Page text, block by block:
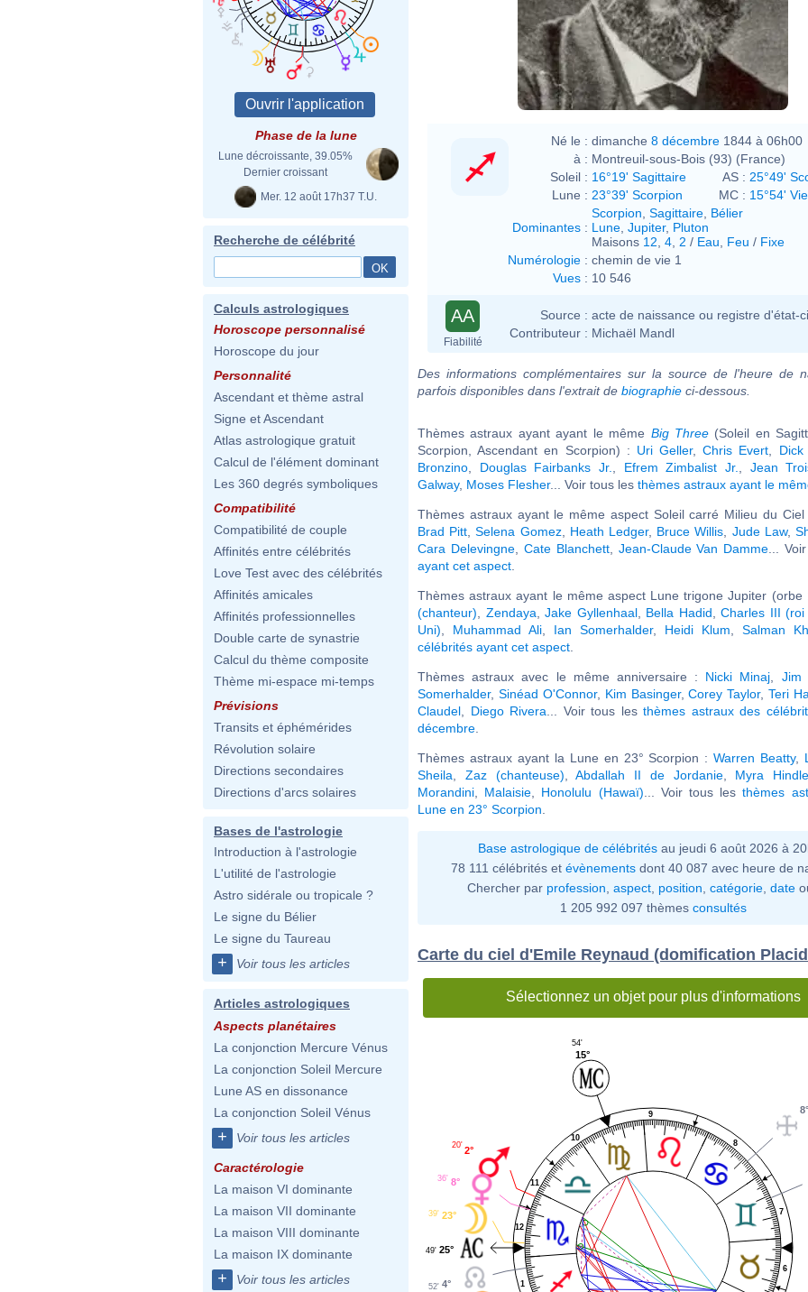
Phase de la lune
Lune décroissante, 39.05%
Dernier croissant
Mer. 12 août 17h37 T.U.
Recherche de célébrité
Calculs astrologiques
Horoscope personnalisé
Horoscope du jour
Personnalité
Ascendant et thème astral
Signe et Ascendant
Atlas astrologique gratuit
Calcul de l'élément dominant
Les 360 degrés symboliques
Compatibilité
Compatibilité de couple
Affinités entre célébrités
Love Test avec des célébrités
Affinités amicales
Affinités professionnelles
Double carte de synastrie
Calcul du thème composite
Thème mi-espace mi-temps
Prévisions
Transits et éphémérides
Révolution solaire
Directions secondaires
Directions d'arcs solaires
Bases de l'astrologie
Introduction à l'astrologie
L'utilité de l'astrologie
Astro sidérale ou tropicale ?
Le signe du Bélier
Le signe du Taureau
+ Voir tous les articles
Articles astrologiques
Aspects planétaires
La conjonction Mercure Vénus
La conjonction Soleil Mercure
Lune AS en dissonance
La conjonction Soleil Vénus
+ Voir tous les articles
Caractérologie
La maison VI dominante
La maison VII dominante
La maison VIII dominante
La maison IX dominante
+ Voir tous les articles
Né le : dimanche 8 décembre 1844 à 06h00
à : Montreuil-sous-Bois (93) (France)
Soleil : 16°19' Sagittaire AS : 25°49'
Lune : 23°39' Scorpion MC : 15°54'
Dominantes :
Scorpion Sagittaire Bélier
Lune Jupiter, Pluton
Maisons 12 4 2 / Eau Feu / Fixe
Numérologie : chemin de vie 1
Vues : 10 546
AA
Fiabilité
Source : acte de naissance ou registre d'état-
Contributeur : Michaël Mandl
Des informations complémentaires sur la source de l'heure de
parfois disponibles dans l'extrait de biographie ci-dessous.
Thèmes astraux ayant ayant le même Big Three(Soleil en
Scorpion, Ascendant en Scorpion) : Uri Geller,Chris Evert
Bronzino
Douglas Fairbanks Jr. Efrem Zimbalist Jr. Jean
Galway, Moses Flesher... Voir tous les thèmes astraux ayant le
Thèmes astraux ayant le même aspect Soleil carré Milieu du
Brad Pitt ,Selena Gomez, Heath Ledger, Bruce Willis Jude Law,
Cara Delevingne, Cate Blanchett, Jean-Claude Van Damme ...
ayant cet aspect
Thèmes astraux ayant le même aspect Lune trigone Jupiter (orbe
(chanteur)
Zendaya Jake Gyllenhaal, Bella Hadid
Charles III
Uni)
Muhammad Ali Ian Somerhalder, Heidi Klum Salman
célébrités ayant cet aspect
Thèmes astraux avec le même anniversaire : Nicki Minaj Jim
Somerhalder, Sinéad O'Connor, Kim Basinger,Corey Taylor,Teri
Claudel
Diego Rivera ... Voir tous les thèmes astraux des
décembre
Thèmes astraux ayant la Lune en 23° Scorpion :Warren Beatty,
Sheila
Zaz (chanteuse) ,Abdallah II de Jordanie, Myra
Morandini
Malaisie Honolulu (Hawaï) ... Voir tous lesthèmes
Lune en 23° Scorpion
Base astrologique de célébritésau jeudi 6 août 2026 à
78 111 célébrités et évènements dont 40 087 avec heure de
Chercher par profession aspect position catégorie date
1 205 992 097 thèmes consultés
Carte du ciel d'Emile Reynaud (domification
Sélectionnez un objet pour plus d'informations
1
6
7
8
9
10
11
12
8°
15°
54'
2°
20'
8°
36'
23°
39'
25°
49'
4°
52'